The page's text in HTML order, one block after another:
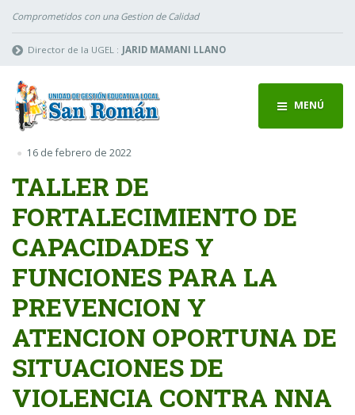
Comprometidos con una Gestion de Calidad
Director de la UGEL : JARID MAMANI LLANO
MENÚ
16 de febrero de 2022
TALLER DE
FORTALECIMIENTO DE
CAPACIDADES Y
FUNCIONES PARA LA
PREVENCION Y
ATENCION OPORTUNA DE
SITUACIONES DE
VIOLENCIA CONTRA NNA